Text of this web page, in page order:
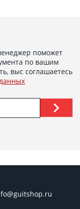
поможет
по вашим
выс соглашаетесь